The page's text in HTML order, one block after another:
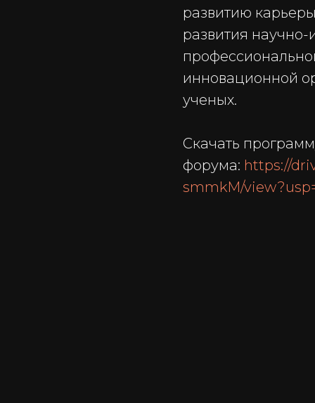
развитию
развития научно-
инновационной
ученых.
Скачать
форума: https://
smmkM/